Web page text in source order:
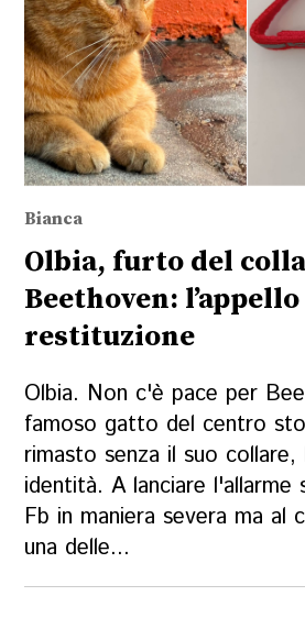
Bianca
Olbia, furto del
Beethoven:
restituzione
Olbia. Non c'è pace per
famoso gatto del centro
rimasto senza il suo
identità. A lanciare l'allarme
Fb in maniera severa ma al
una delle...